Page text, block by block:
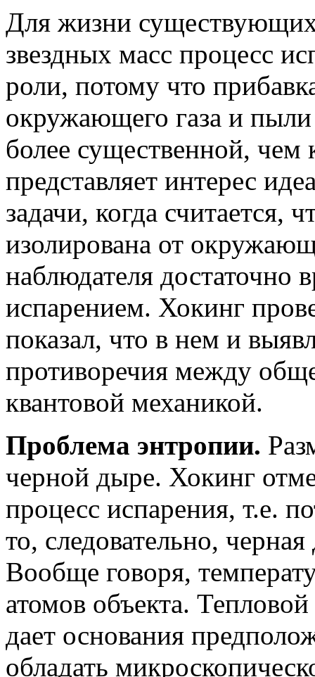
Для жизни
звездных масс процесс
роли, потому что
окружающего газа и пыли
более существенной, чем
представляет интерес
задачи, когда считается,
изолирована от
наблюдателя достаточно
испарением. Хокинг
показал, что в нем и
противоречия между
квантовой механикой.
Проблема энтропии.
черной дыре. Хокинг
процесс испарения, т.е.
то, следовательно,
Вообще говоря,
атомов объекта.
дает основания
обладать